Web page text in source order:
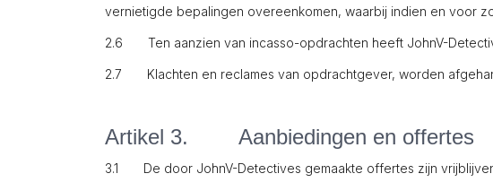
vernietigde bepalingen overeenkomen, waarbij indien en voor
2.6 Ten aanzien van incasso-opdrachten heeft JohnV-
2.7 Klachten en reclames van opdrachtgever, worden
Artikel 3. Aanbiedingen en offertes
3.1 De door JohnV-Detectives gemaakte offertes zijn